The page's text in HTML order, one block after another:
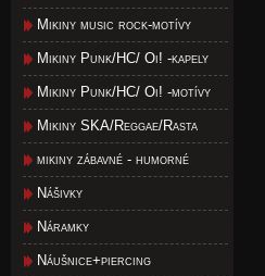
Mikiny music rock-motívy
Mikiny Punk/HC/ Oi! -kapely
Mikiny Punk/HC/ Oi! -motívy
Mikiny SKA/Reggae/Rasta
mikiny zábavné - humorné
Nášivky
Náramky
Náušnice+piercing